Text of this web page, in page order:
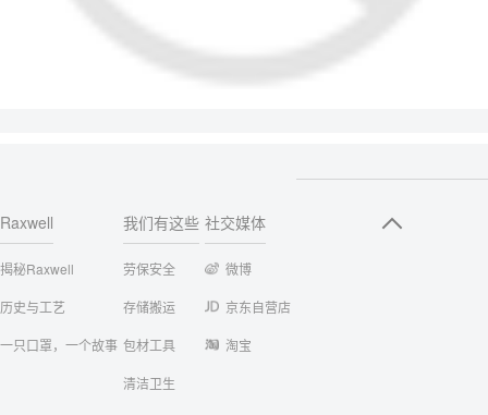
Raxwell
揭秘Raxwell
历史与工艺
一只口罩，一个故事
我们有这些
劳保安全
存储搬运
包材工具
清洁卫生
社交媒体
微博
京东自营店
淘宝